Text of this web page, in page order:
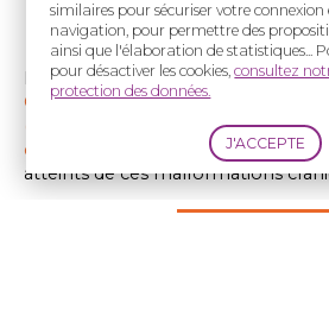
similaires pour sécuriser votre
navigation, pour permettre des
ainsi que l'élaboration de statistiques...
pour désactiver les cookies,consultez
protection des données.
LeCentre de Référence
Craniosténoses et
a réalisé unlivret
des craniosténoses
à destination
atteints de ces malformations